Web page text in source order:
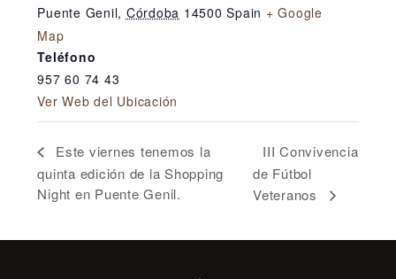
Puente Genil, Córdoba 14500 Spain + Google
Map
Teléfono
957 60 74 43
Ver Web del Ubicación
Este viernes tenemos la
quinta edición de la Shopping
Night en Puente Genil.
III Convivencia
de Fútbol
Veteranos